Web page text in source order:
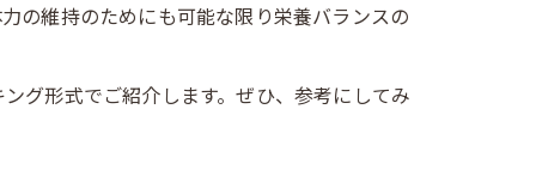
の維持のためにも可能な限り栄養バランスの
グ形式でご紹介します。ぜひ、参考にしてみ